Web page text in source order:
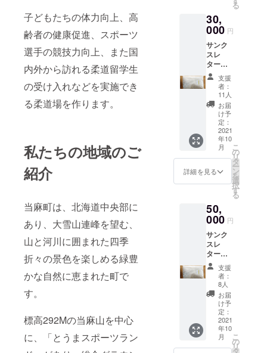
子どもたちの体力向上、高
齢者の健康促進、スポーツ
選手の競技力向上、また国
内外から訪れる柔道留学生
の受け入れなどを実施でき
る柔道場を作ります。
私たちの地域のご
紹介
当麻町は、北海道中央部に
あり、大雪山連峰を望む、
山と河川に囲まれた四季
折々の景色を楽しめる緑豊
かな自然に恵まれた町で
す。
標高292Mの当麻山を中心
に、「とうまスポーツラン
文字ま
でお入
れでき
ます。
お入
れした
いお名
前を備
考欄に
入力し
てくだ
い。
休館日
を除
く） 当
麻町の
木材で
作るオ
リジナ
ル マイ
箸（名
前入
り、
22.5
㎝） ※
箸に入
れる名
前はご
入力い
同じ名
前をお
入れい
たしま
す。
漢字、
ひらが
な、カ
タカ
ナ、
ローマ
字で6文
字まで
お入れ
できま
る
30,
000 円
サンク
スレ
ター
（感謝
の手紙
をお送
りしま
す） ジ
ム利用
回数券
10枚(有
効期
限：令
和4年4
月～令
和5年3
日 休
館日を
除く）
全道最
高品質
の当麻
米（ゆ
めぴり
か）５
Kg ま
たは木
製卓上
カレン
ダー ※
ご支援
の際
支援
者：
11人
お届
け予
定：
2021
年10
月
詳細を見る
こ
の
リ
タ
ー
ン
を
選
択
す
る
50,
000 円
サンク
スレ
ター
（感謝
の手紙
をお送
りしま
す） ジ
ム利用
回数券
15枚(有
効期
限：令
支援
者：
8人
お届
け予
定：
2021
年10
月
こ
の
リ